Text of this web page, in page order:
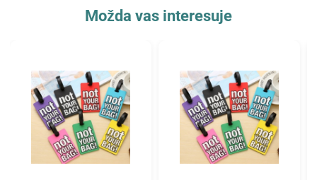
Možda vas interesuje